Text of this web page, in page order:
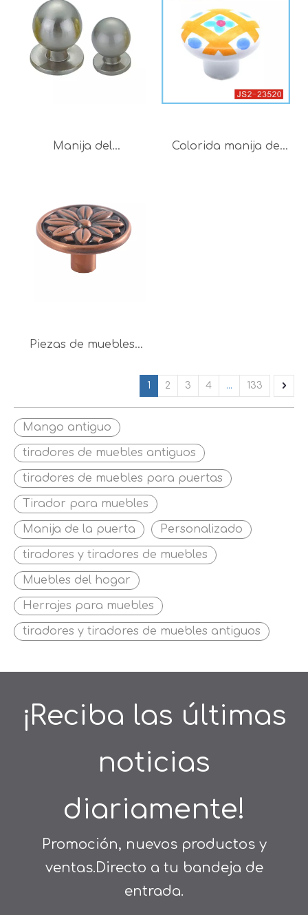
bisagra de gabinete
para bisagra de
puerta para muebles
de madera
de madera, soporte
para estante, estante
de soporte
Manija del
bola de la perilla de
la forma de la bola de
la aleación del cinc
Colorida manija de
Piezas de muebles
gabinete Muebles
para el hogar
1 2 3 4 ... 133
Mango antiguo
tiradores de muebles antiguos
tiradores de muebles para puertas
Tirador para muebles
Manija de la puerta Personalizado
tiradores y tiradores de muebles
Muebles del hogar
Herrajes para muebles
tiradores y tiradores de muebles antiguos
¡Reciba las últimas
noticias
diariamente!
Promoción, nuevos productos y
ventas.Directo a tu bandeja de
entrada.